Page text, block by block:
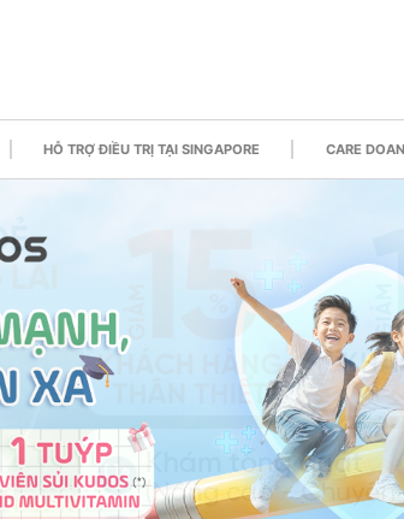
HỖ TRỢ ĐIỀU TRỊ TẠI SINGAPORE CARE